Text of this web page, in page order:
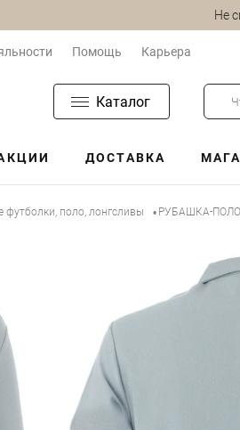
Не
Помощь Карьера
Каталог
ДОСТАВКА
футболки, поло, лонгсливы • РУБАШКА-ПОЛО